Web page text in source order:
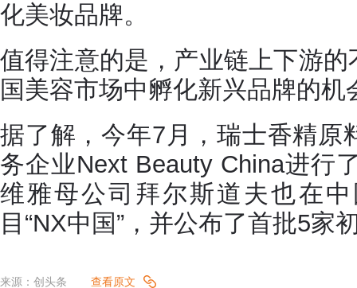
化美妆品牌。
值得注意的是，产业链上下游
国美容市场中孵化新兴品牌的机
据了解，今年7月，瑞士香精原
务企业Next Beauty China进行
维雅母公司拜尔斯道夫也在
目“NX中国”，并公布了首批5家
来源：创头条 查看原文